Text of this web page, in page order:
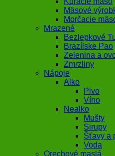
Mäsové
Morčacie
Mrazené
Bezlepkové
Brazílske Pao
Zelenina a
Zmrzliny
Nápoje
Alko
Pivo
Víno
Nealko
Mušty
Sirupy
Šťavy a
Voda
Orechové maslá